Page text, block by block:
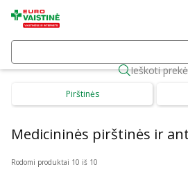
Ieškoti
Pirštinės
Medicininės pirštinės ir
Rodomi produktai 10 iš 10